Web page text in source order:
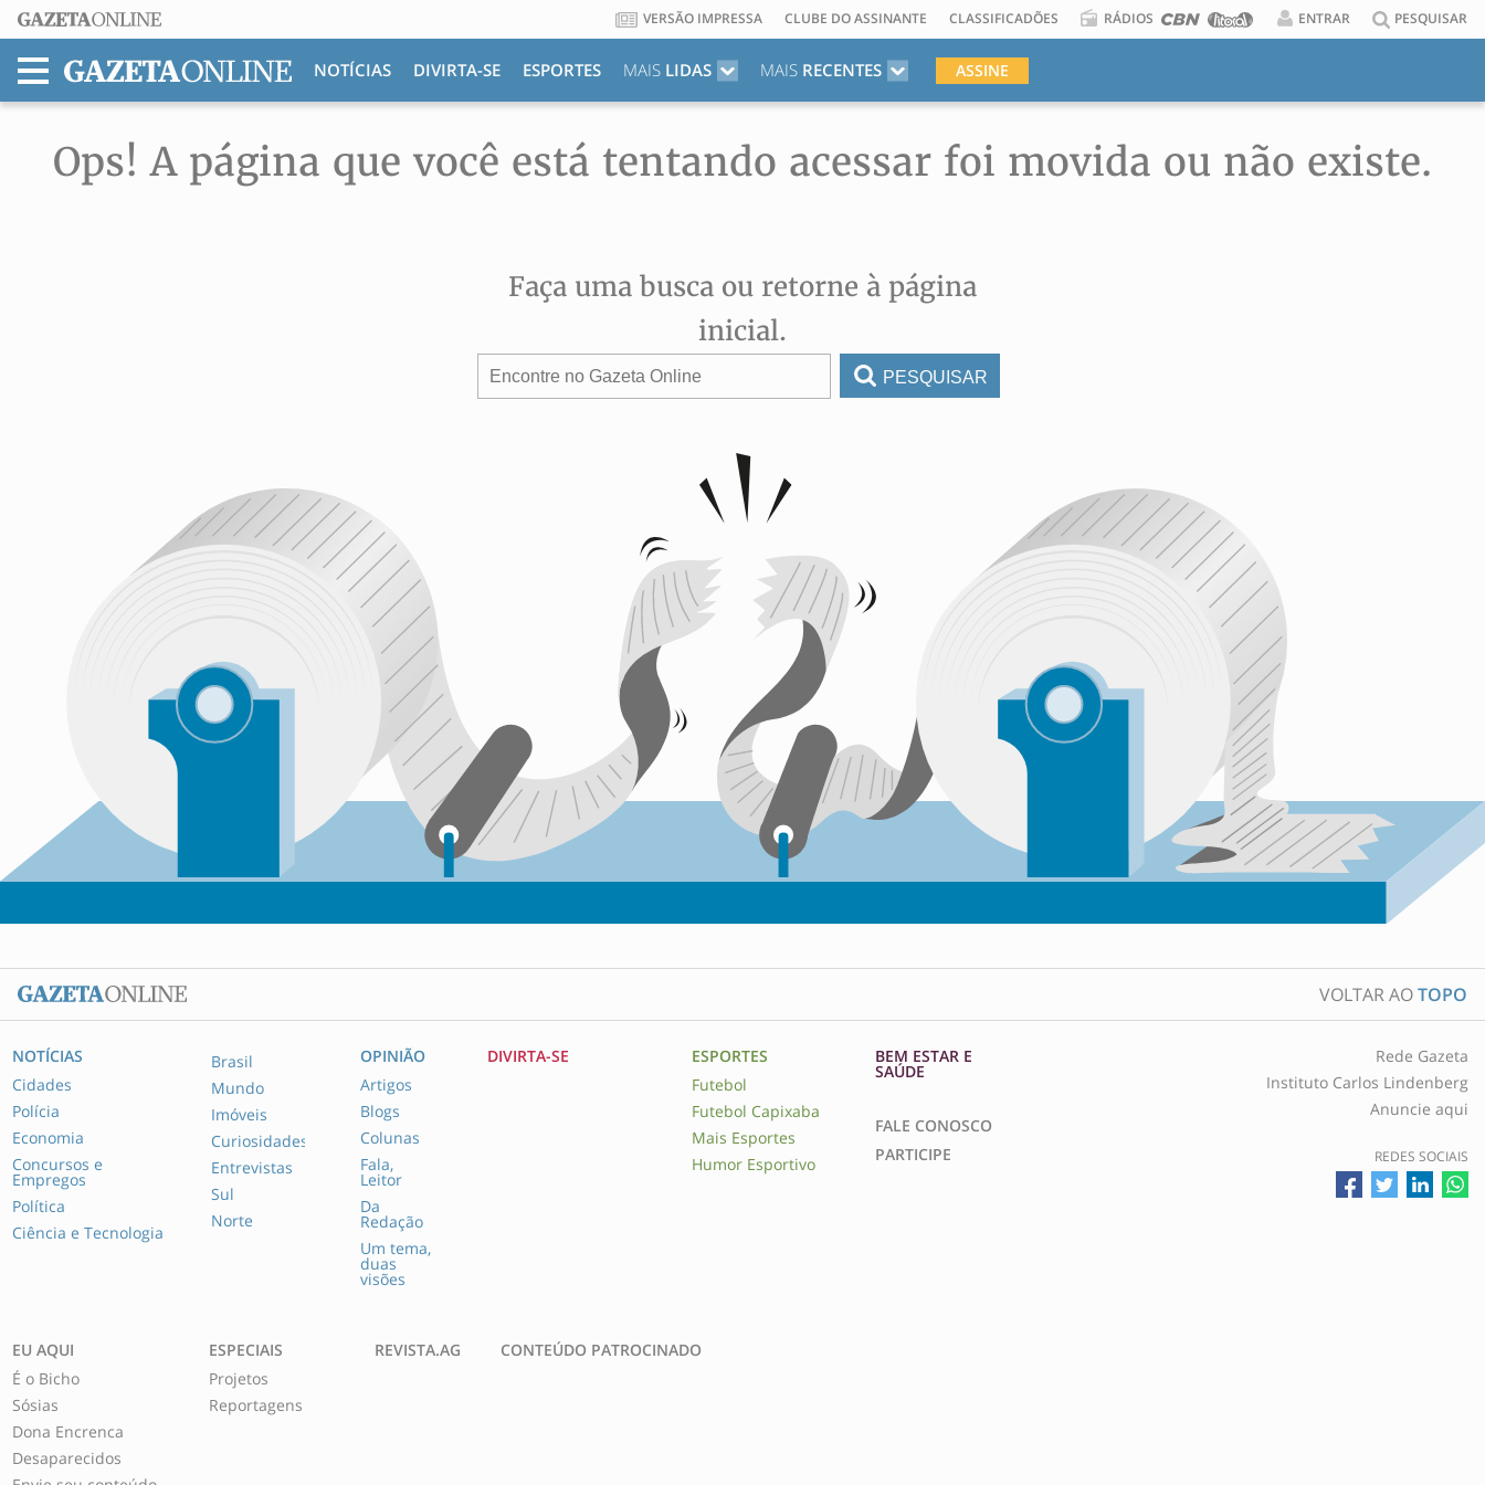
VERSÃO IMPRESSA CLUBE DO ASSINANTE CLASSIFICADÕES RÁDIOS ENTRAR PESQUISAR
MENU
NOTÍCIAS DIVIRTA-SE ESPORTES MAISLIDAS MAISRECENTES ASSINE
Ops! A página que você está tentando acessar foi movida ou não existe.
Faça uma busca ou retorne à página
inicial.
PESQUISAR
VOLTAR AOTOPO
NOTÍCIAS
Cidades
Polícia
Economia
Concursos e
Empregos
Política
Ciência e Tecnologia
Brasil
Mundo
Imóveis
Curiosidades
Entrevistas
Sul
Norte
OPINIÃO
Artigos
Blogs
Colunas
Fala,
Leitor
Da
Redação
Um tema,
duas
visões
DIVIRTA-SE
ESPORTES
Futebol
Futebol Capixaba
Mais Esportes
Humor Esportivo
BEM ESTAR E
SAÚDE
FALE CONOSCO
PARTICIPE
Rede Gazeta
Instituto Carlos Lindenberg
Anuncie aqui
REDES SOCIAIS
EU AQUI
É o Bicho
Sósias
Dona Encrenca
Desaparecidos
ESPECIAIS
Projetos
Reportagens
REVISTA.AG CONTEÚDO PATROCINADO